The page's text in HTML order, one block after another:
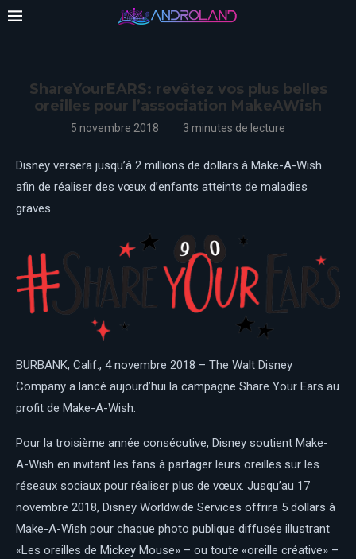
ShareYourEARS: revêtez vos plus belles
oreilles pour l’association MakeAWish
5 novembre 2018 3 minutes de lecture
Disney versera jusqu’à 2 millions de dollars à Make-A-Wish
afin de réaliser des vœux d’enfants atteints de maladies
graves.
BURBANK, Calif., 4 novembre 2018 – The Walt Disney
Company a lancé aujourd’hui la campagne Share Your Ears au
profit de Make-A-Wish.
Pour la troisième année consécutive, Disney soutient Make-
A-Wish en invitant les fans à partager leurs oreilles sur les
réseaux sociaux pour réaliser plus de vœux. Jusqu’au 17
novembre 2018, Disney Worldwide Services offrira 5 dollars à
Make-A-Wish pour chaque photo publique diffusée illustrant
«Les oreilles de Mickey Mouse» – ou toute «oreille créative» –